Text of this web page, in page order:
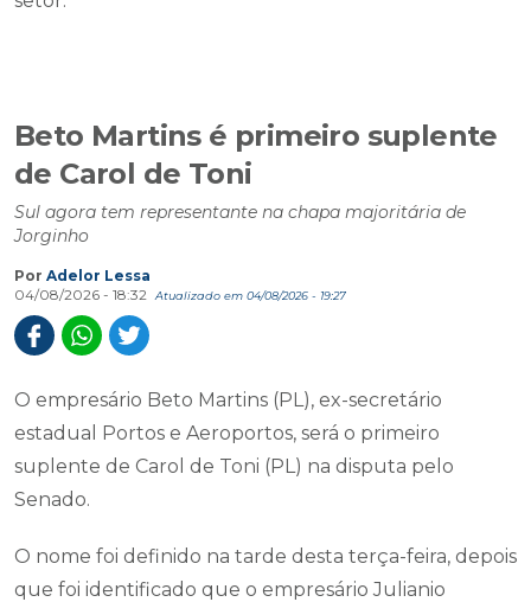
Beto Martins é primeiro suplente
de Carol de Toni
Sul agora tem representante na chapa majoritária de
Jorginho
Por Adelor Lessa
04/08/2026 - 18:32
Atualizado em 04/08/2026 - 19:27
O empresário Beto Martins (PL), ex-secretário
estadual Portos e Aeroportos, será o primeiro
suplente de Carol de Toni (PL) na disputa pelo
Senado.
O nome foi definido na tarde desta terça-feira, depois
que foi identificado que o empresário Julianio